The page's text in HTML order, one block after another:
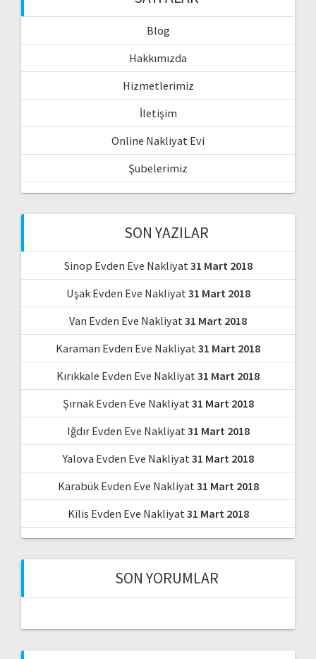
Blog
Hakkımızda
Hizmetlerimiz
İletişim
Online Nakliyat Evi
Şubelerimiz
SON YAZILAR
Sinop Evden Eve Nakliyat31 Mart 2018
Uşak Evden Eve Nakliyat31 Mart 2018
Van Evden Eve Nakliyat31 Mart 2018
Karaman Evden Eve Nakliyat31 Mart 2018
Kırıkkale Evden Eve Nakliyat31 Mart 2018
Şırnak Evden Eve Nakliyat31 Mart 2018
Iğdır Evden Eve Nakliyat31 Mart 2018
Yalova Evden Eve Nakliyat31 Mart 2018
Karabük Evden Eve Nakliyat31 Mart 2018
Kilis Evden Eve Nakliyat31 Mart 2018
SON YORUMLAR